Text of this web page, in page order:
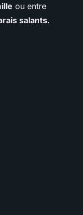
ou entre
salants.